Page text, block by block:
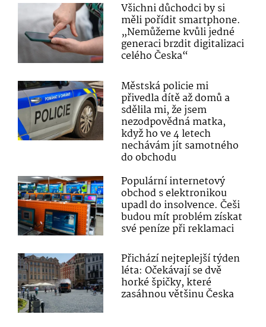
Všichni důchodci by si
měli pořídit smartphone.
„Nemůžeme kvůli jedné
generaci brzdit digitalizaci
celého Česka“
Městská policie mi
přivedla dítě až domů a
sdělila mi, že jsem
nezodpovědná matka,
když ho ve 4 letech
nechávám jít samotného
do obchodu
Populární internetový
obchod s elektronikou
upadl do insolvence. Češi
budou mít problém získat
své peníze při reklamaci
Přichází nejteplejší týden
léta: Očekávají se dvě
horké špičky, které
zasáhnou většinu Česka